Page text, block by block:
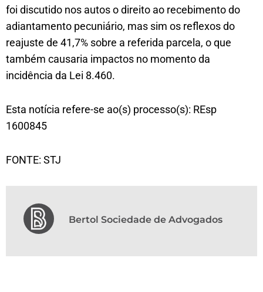
foi discutido nos autos o direito ao recebimento do
adiantamento pecuniário, mas sim os reflexos do
reajuste de 41,7% sobre a referida parcela, o que
também causaria impactos no momento da
incidência da Lei 8.460.
Esta notícia refere-se ao(s) processo(s): REsp
1600845
FONTE: STJ
Bertol Sociedade de Advogados